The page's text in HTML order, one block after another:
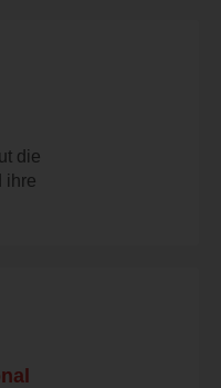
die
ihre